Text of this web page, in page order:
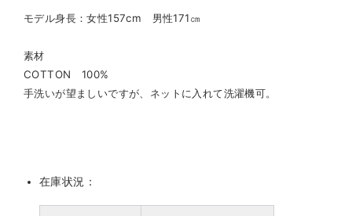
モデル身長：女性157cm 男性171㎝
素材
COTTON 100%
手洗いが望ましいですが、ネットに入れて洗濯機可。
在庫状況：